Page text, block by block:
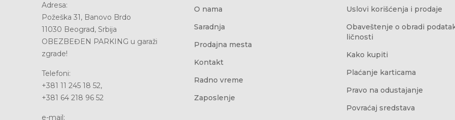
Adresa:
Požeška 31, Banovo Brdo
11030 Beograd, Srbija
OBEZBEĐEN PARKING u garaži
zgrade!
Telefoni:
+381 11 245 18 52,
+381 64 218 96 52
e-mail:
O nama
Saradnja
Prodajna mesta
Kontakt
Radno vreme
Zaposlenje
Uslovi korišćenja i prodaje
Obaveštenje o obradi
ličnosti
Kako kupiti
Plaćanje karticama
Pravo na odustajanje
Povraćaj sredstava